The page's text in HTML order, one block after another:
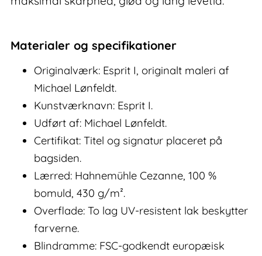
Materialer og specifikationer
Originalværk: Esprit I, originalt maleri af
Michael Lønfeldt.
Kunstværknavn: Esprit I.
Udført af: Michael Lønfeldt.
Certifikat: Titel og signatur placeret på
bagsiden.
Lærred: Hahnemühle Cezanne, 100 %
bomuld, 430 g/m².
Overflade: To lag UV-resistent lak beskytter
farverne.
Blindramme: FSC-godkendt europæisk